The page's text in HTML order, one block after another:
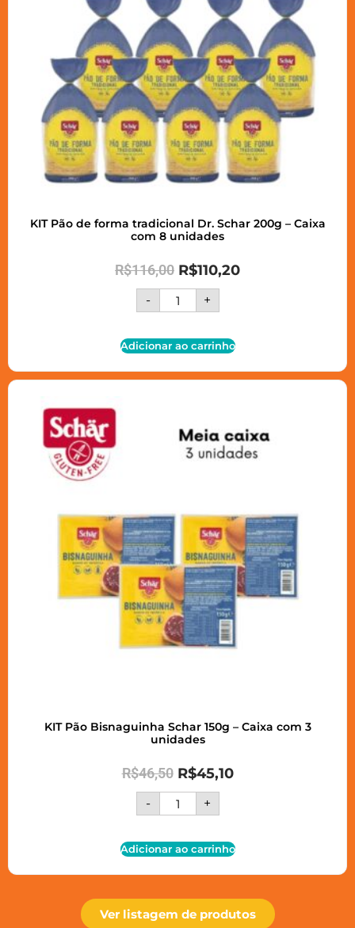
KIT Pão de forma tradicional Dr. Schar 200g – Caixa
com 8 unidades
R$116,00 R$110,20
- +
Adicionar ao carrinho
KIT Pão Bisnaguinha Schar 150g – Caixa com 3
unidades
R$46,50 R$45,10
- +
Adicionar ao carrinho
Ver listagem de produtos